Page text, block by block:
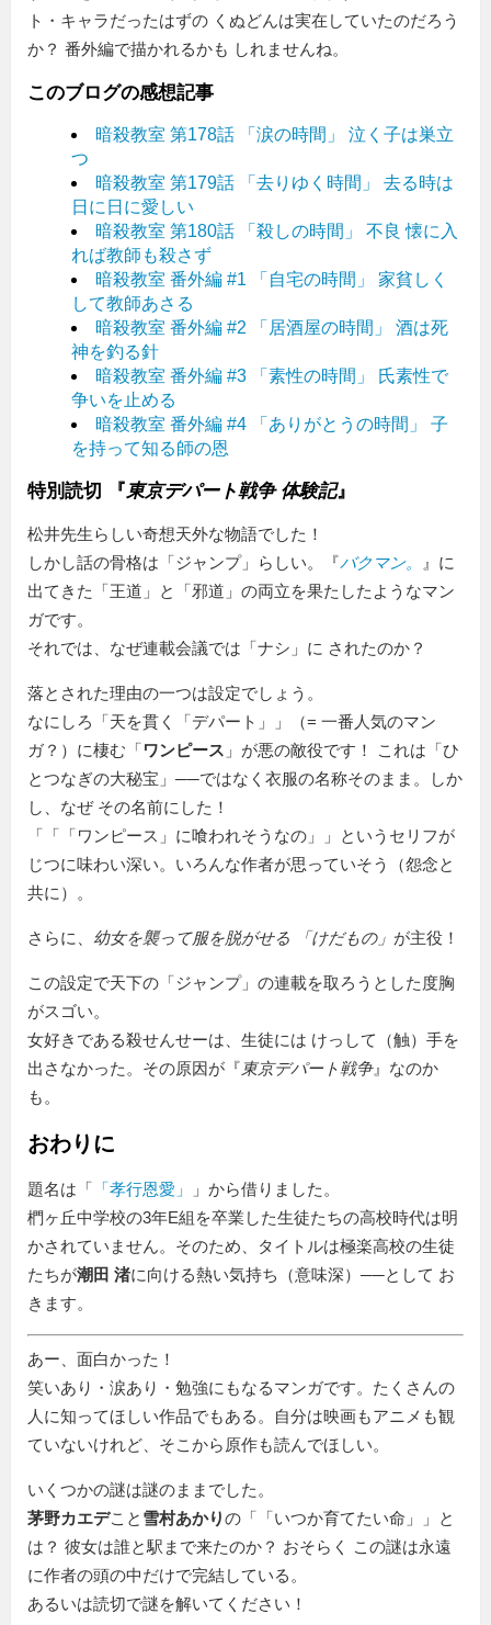
ト・キャラだったはずの くぬどんは実在していたのだろう
か？ 番外編で描かれるかも しれませんね。
このブログの感想記事
暗殺教室 第178話 「涙の時間」 泣く子は巣立
つ
暗殺教室 第179話 「去りゆく時間」 去る時は
日に日に愛しい
暗殺教室 第180話 「殺しの時間」 不良 懐に入
れば教師も殺さず
暗殺教室 番外編 #1 「自宅の時間」 家貧しく
して教師あさる
暗殺教室 番外編 #2 「居酒屋の時間」 酒は死
神を釣る針
暗殺教室 番外編 #3 「素性の時間」 氏素性で
争いを止める
暗殺教室 番外編 #4 「ありがとうの時間」 子
を持って知る師の恩
特別読切 『東京デパート戦争 体験記』
松井先生らしい奇想天外な物語でした！
しかし話の骨格は「ジャンプ」らしい。『バクマン。
』に
出てきた「王道」と「邪道」の両立を果たしたようなマン
ガです。
それでは、なぜ連載会議では「ナシ」に されたのか？
落とされた理由の一つは設定でしょう。
なにしろ
天を貫く「デパート」
（= 一番人気のマン
ガ？）に棲む「ワンピース 」が悪の敵役です！ これは「ひ
とつなぎの大秘宝」──ではなく衣服の名称そのまま。しか
し、なぜ その名前にした！
「
「ワンピース」に喰われそうなの
」というセリフが
じつに味わい深い。いろんな作者が思っていそう（怨念と
共に）。
さらに、 幼女を襲って服を脱がせる けだもの が主役！
この設定で天下の「ジャンプ」の連載を取ろうとした度胸
がスゴい。
女好きである殺せんせーは、生徒には けっして（触）手を
出さなかった。その原因が『 東京デパート戦争』なのか
も。
おわりに
題名は「 孝行恩愛
」から借りました。
椚ヶ丘中学校の3年E組を卒業した生徒たちの高校時代は明
かされていません。そのため、タイトルは極楽高校の生徒
たちが潮田 渚に向ける熱い気持ち（意味深）──として お
きます。
あー、面白かった！
笑いあり・涙あり・勉強にもなるマンガです。たくさんの
人に知ってほしい作品でもある。自分は映画もアニメも観
ていないけれど、そこから原作も読んでほしい。
いくつかの謎は謎のままでした。
茅野カエデこと 雪村あかりの「 いつか育てたい命
」と
は？ 彼女は誰と駅まで来たのか？ おそらく この謎は永遠
に作者の頭の中だけで完結している。
あるいは読切で謎を解いてください！